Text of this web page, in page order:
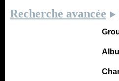
Recherche avancée